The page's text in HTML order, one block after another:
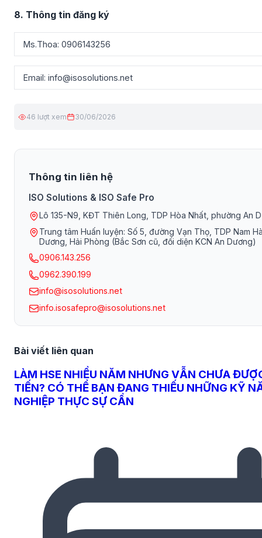
8. Thông tin đăng ký
Ms.Thoa: 0906143256
Email: info@isosolutions.net
46 lượt xem 30/06/2026
Thông tin liên hệ
ISO Solutions & ISO Safe Pro
Lô 135-N9, KĐT Thiên Long, TDP Hòa Nhất, phường An
Trung tâm Huấn luyện: Số 5, đường Vạn Thọ, TDP Nam
Dương, Hải Phòng (Bắc Sơn cũ, đối diện KCN An Dương)
0906.143.256
0962.390.199
info@isosolutions.net
info.isosafepro@isosolutions.net
Bài viết liên quan
LÀM HSE NHIỀU NĂM NHƯNG VẪN CHƯA
TIẾN? CÓ THỂ BẠN ĐANG THIẾU NHỮNG KỸ
NGHIỆP THỰC SỰ CẦN